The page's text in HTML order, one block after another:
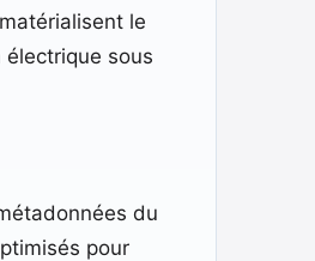
le
sous
du
pour